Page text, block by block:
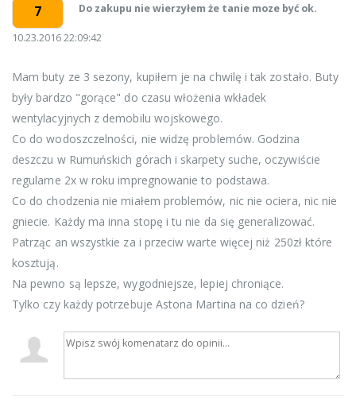
7 Do zakupu nie wierzyłem że tanie moze być ok.
10.23.2016 22:09:42
Mam buty ze 3 sezony, kupiłem je na chwilę i tak zostało. Buty
były bardzo "gorące" do czasu włożenia wkładek
wentylacyjnych z demobilu wojskowego.
Co do wodoszczelności, nie widzę problemów. Godzina
deszczu w Rumuńskich górach i skarpety suche, oczywiście
regularne 2x w roku impregnowanie to podstawa.
Co do chodzenia nie miałem problemów, nic nie ociera, nic nie
gniecie. Każdy ma inna stopę i tu nie da się generalizować.
Patrząc an wszystkie za i przeciw warte więcej niż 250zł które
kosztują.
Na pewno są lepsze, wygodniejsze, lepiej chroniące.
Tylko czy każdy potrzebuje Astona Martina na co dzień?